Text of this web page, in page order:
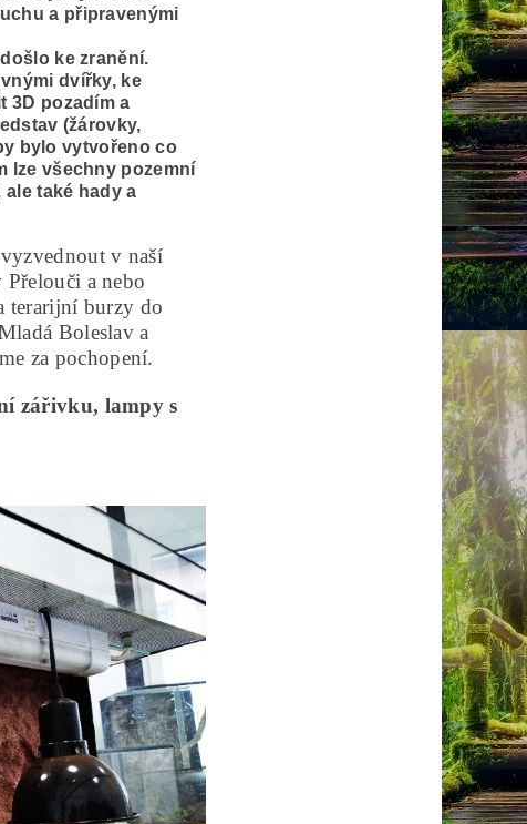
a připravenými
ke zranění.
dvířky, ke
3D pozadím a
(žárovky,
bylo vytvořeno co
lze všechny pozemní
také hady a
v naší
a nebo
terarijní burzy do
Boleslav a
za pochopení.
zářivku, lampy s